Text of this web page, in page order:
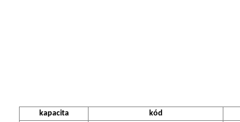
kapacita kód